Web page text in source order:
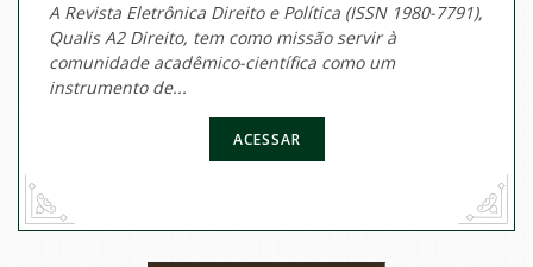
A Revista Eletrônica Direito e Política (ISSN 1980-7791),
Qualis A2 Direito, tem como missão servir à
comunidade acadêmico-científica como um
instrumento de...
ACESSAR